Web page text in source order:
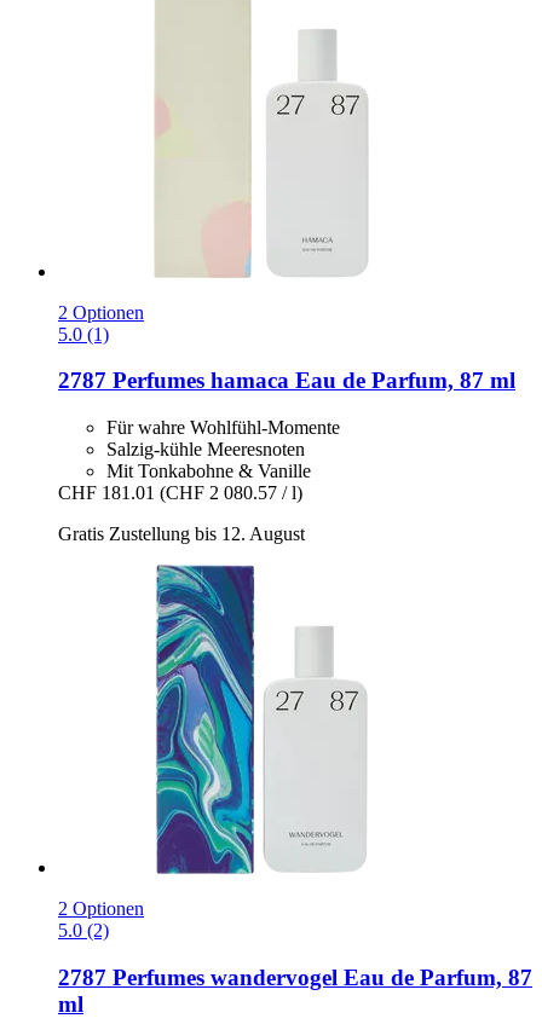
2 Optionen
5.0 (1)
2787 Perfumes hamaca Eau de Parfum, 87 ml
Für wahre Wohlfühl-Momente
Salzig-kühle Meeresnoten
Mit Tonkabohne & Vanille
CHF 181.01 (CHF 2 080.57 / l)
Gratis Zustellung bis 12. August
2 Optionen
5.0 (2)
2787 Perfumes wandervogel Eau de Parfum, 87
ml